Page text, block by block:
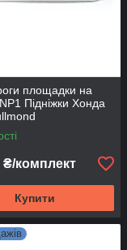
площадки на
Підніжки Хонда
₴/комплект
Купити